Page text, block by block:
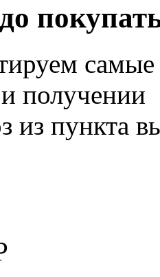
получении
из пункта